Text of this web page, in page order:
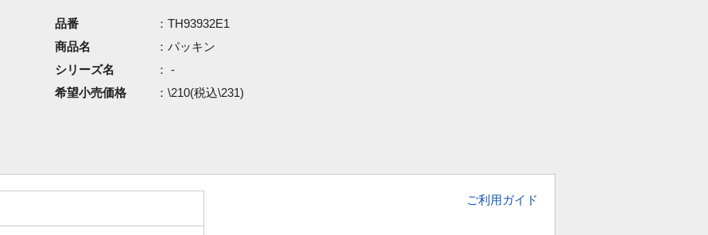
品番
：TH93932E1
商品名
：パッキン
シリーズ名
： -
希望小売価格
：\210(税込\231)
ご利用ガイド